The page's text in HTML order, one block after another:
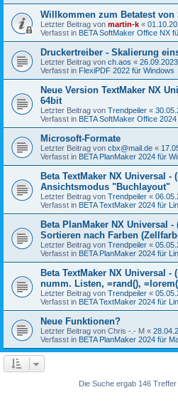
Willkommen zum Betatest von
Letzter Beitrag von martin-k «
Verfasst in BETA SoftMaker Office NX
Druckertreiber - Skalierung
Letzter Beitrag von ch.aos «
Verfasst in FlexiPDF 2022 für Windows
Neue Version TextMaker NX
64bit
Letzter Beitrag von Trendpeiler «
Verfasst in BETA SoftMaker Office
Microsoft-Formate
Letzter Beitrag von cbx@mail.de «
Verfasst in BETA PlanMaker 2024 für
Beta TextMaker NX Universal -
Ansichtsmodus "Buchlayout"
Letzter Beitrag von Trendpeiler «
Verfasst in BETA TextMaker 2024 für
Beta PlanMaker NX Universal -
Sortieren nach Farben
Letzter Beitrag von Trendpeiler «
Verfasst in BETA PlanMaker 2024 für
Beta TextMaker NX Universal -
numm. Listen, =rand(),
Letzter Beitrag von Trendpeiler «
Verfasst in BETA TextMaker 2024 für
Neue Funktionen?
Letzter Beitrag von Chris -.- M «
Verfasst in BETA PlanMaker 2024 für
Die Suche ergab 146 Treffer